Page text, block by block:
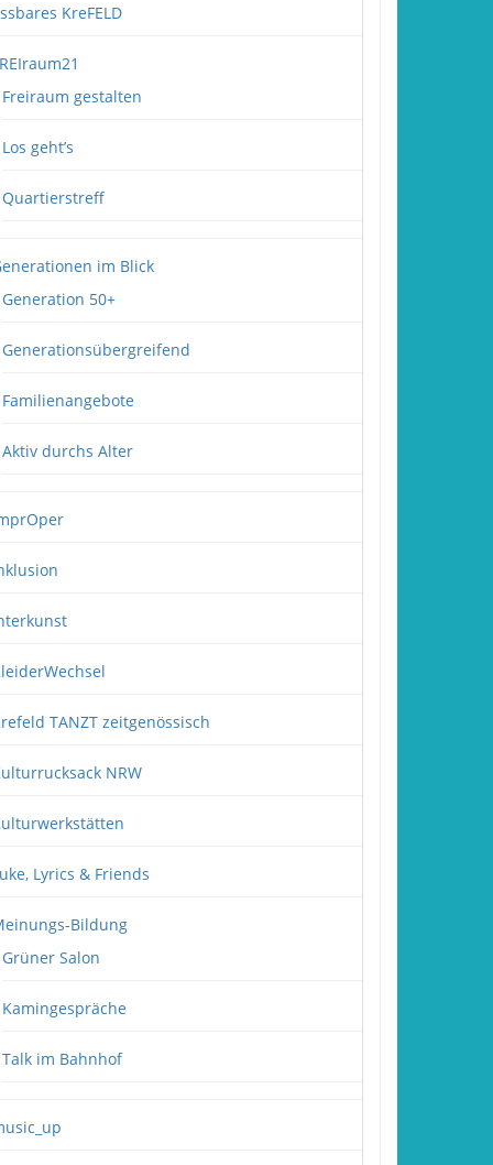
KreFELD
Freiraum gestalten
Los geht’s
Quartierstreff
im Blick
Generation 50+
Generationsübergreifend
Familienangebote
Aktiv durchs Alter
TANZT zeitgenössisch
NRW
Lyrics & Friends
Bildung
Grüner Salon
Kamingespräche
Talk im Bahnhof